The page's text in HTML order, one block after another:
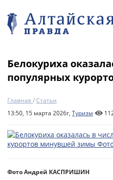
Белокуриха
популярных
Главная /Статьи
13:50, 15 марта 2026г, Туризм
Фото Андрей КАСПРИШИН